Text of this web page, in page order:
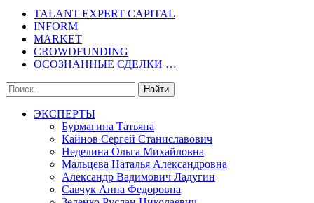
TALANT EXPERT CAPITAL
INFORM
MARKET
CROWDFUNDING
ОСОЗНАННЫЕ СДЕЛКИ …
ЭКСПЕРТЫ
Бурмагина Татьяна
Кайнов Сергей Станиславович
Неделина Ольга Михайловна
Мальцева Наталья Александровна
Александр Вадимович Ладугин
Савчук Анна Федоровна